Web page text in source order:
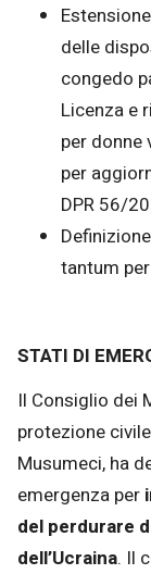
delle
congedo
Licenza e
per donne
per
DPR 56/
tantum
STATI DI
Il Consiglio dei
protezione
Musumeci, ha
emergenza per
del perdurare
dell’Ucraina. Il